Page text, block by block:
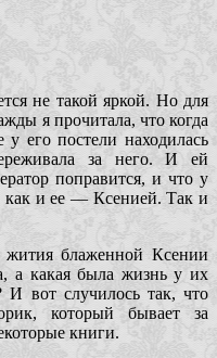
не такой яркой. Но для
я прочитала, что когда
его постели находилась
за него. И ей
поправится, и что у
как и ее — Ксенией. Так и
жития блаженной Ксении
а какая была жизнь у их
вот случилось так, что
который бывает за
книги.